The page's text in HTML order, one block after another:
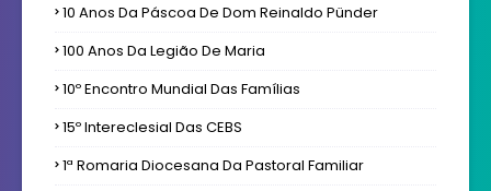
10 Anos Da Páscoa De Dom Reinaldo Pünder
100 Anos Da Legião De Maria
10º Encontro Mundial Das Famílias
15º Intereclesial Das CEBS
1ª Romaria Diocesana Da Pastoral Familiar